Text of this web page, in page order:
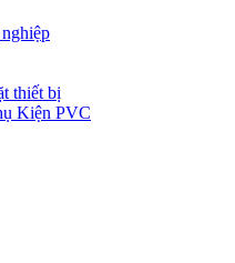
thiết bị
Kiện PVC